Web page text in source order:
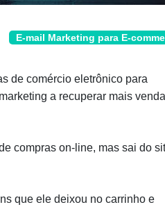
E-mail Marketing para E-
de comércio eletrônico para
a recuperar mais
compras on-line, mas sai do
que ele deixou no carrinho e